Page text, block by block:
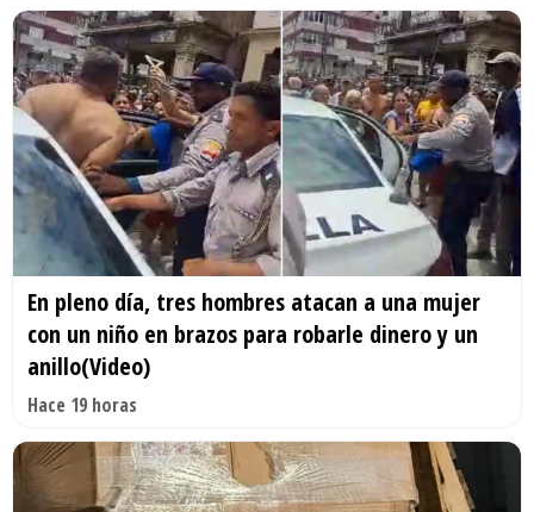
En pleno día, tres hombres atacan a una mujer
con un niño en brazos para robarle dinero y un
anillo(Video)
Hace 19 horas